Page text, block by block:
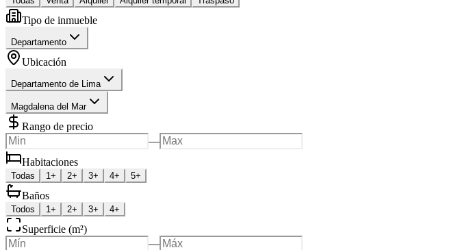
Tipo de inmueble
Departamento
Ubicación
Departamento de Lima
Magdalena del Mar
Rango de precio
—
Habitaciones
Todas 1+ 2+ 3+ 4+ 5+
Baños
Todos 1+ 2+ 3+ 4+
Superficie (m²)
—